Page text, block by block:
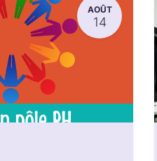
AOÛT
14